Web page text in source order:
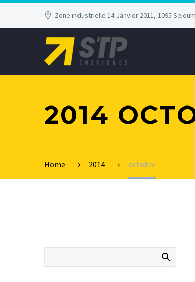
Zone industrielle 14 Janvier 2011, 1095
2014
Home 2014 octobre